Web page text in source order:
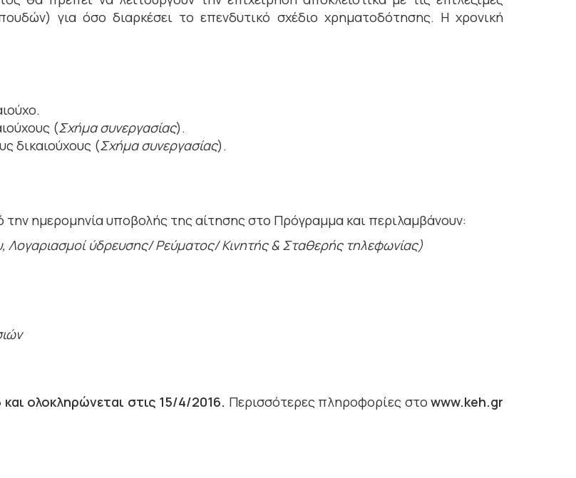
για όσο διαρκέσει το επενδυτικό σχέδιο χρηματοδότησης. Η χρονική
(Σχήμα συνεργασίας).
δικαιούχους (Σχήμα συνεργασίας).
ημερομηνία υποβολής της αίτησης στο Πρόγραμμα και περιλαμβάνουν:
Λογαριασμοί ύδρευσης/ Ρεύματος/ Κινητής & Σταθερής τηλεφωνίας)
ολοκληρώνεται στις 15/4/2016. Περισσότερες πληροφορίες στο www.keh.gr